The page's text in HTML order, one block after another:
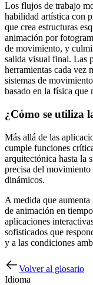
Los flujos de trabajo
habilidad artística con
que crea estructuras
animación por
de movimiento, y
salida visual final. Las
herramientas cada vez
sistemas de
basado en la física
¿Cómo se utiliza
Más allá de las
cumple funciones
arquitectónica hasta la
precisa del movimiento
dinámicos.
A medida que
de animación en
aplicaciones
sofisticados que
y a las condiciones
Volver al glosario
Idioma